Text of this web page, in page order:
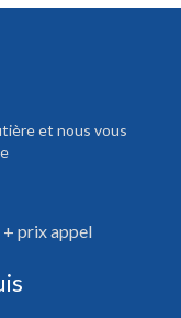
et nous vous
+ prix appel